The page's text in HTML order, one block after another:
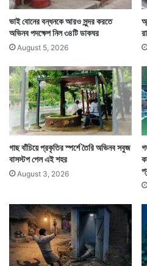
ছিলনা।
উত্তরপ্রদেশের বুলন্দশহরের
সন্তানসম্ভবা তখন তাঁর
ভাই বোনের বন্ধনকে আরও সুন্দর করতে
অভিনব পদক্ষেপ নিল ৩৪টি ডাকঘর
August 5, 2026
গাছ বাঁচিয়ে প্রকৃতির স্পর্শে তৈরি অভিনব সবুজ
বাসস্টপ পেল এই শহর
August 3, 2026